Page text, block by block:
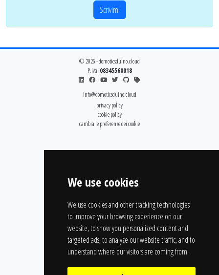
We use cookies
We use cookies and other tracking technologies
to improve your browsing experience on our
website, to show you personalized content and
targeted ads, to analyze our website traffic, and to
understand where our visitors are coming from.
Scrivimi
© 2026 - domoticsduino.cloud
P.Iva: 08345560018
info@domoticsduino.cloud
privacy policy
cookie policy
cambia le preferenze dei cookie